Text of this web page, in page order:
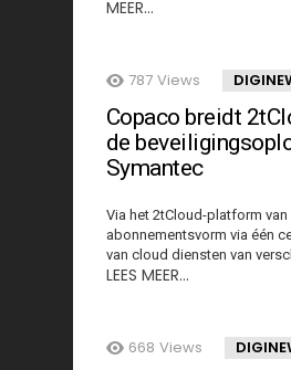
MEER…
787 Views
Copaco breidt
de
Symantec
Via het 2tCloud-platform
abonnementsvorm via één
van cloud diensten van
LEES MEER…
668 Views